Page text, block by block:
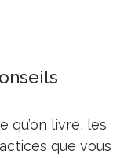
qu’on livre, les
que vous